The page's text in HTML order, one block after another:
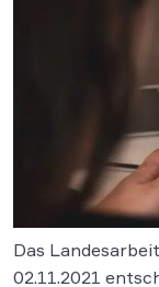
Das
02.11.2021